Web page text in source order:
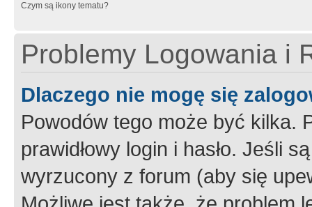
Czym są ikony tematu?
Problemy Logowania i
Dlaczego nie mogę się
Powodów tego może być kilka.
prawidłowy login i hasło. Jeśli
wyrzucony z forum (aby się